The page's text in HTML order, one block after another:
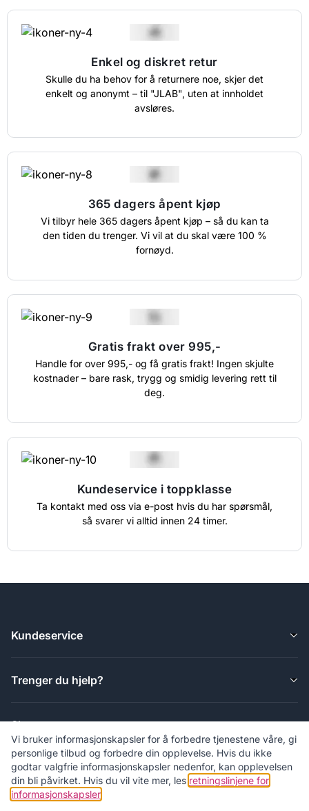
Vi bruker informasjonskapsler for å forbedre tjenestene våre, gi
personlige tilbud og forbedre din opplevelse. Hvis du ikke
godtar valgfrie informasjonskapsler nedenfor, kan opplevelsen
din bli påvirket. Hvis du vil vite mer, les retningslinjene for
informasjonskapsler
Enkel og diskret retur
Skulle du ha behov for å returnere noe, skjer det
enkelt og anonymt – til "JLAB", uten at innholdet
avsløres.
365 dagers åpent kjøp
Vi tilbyr hele 365 dagers åpent kjøp – så du kan ta
den tiden du trenger. Vi vil at du skal være 100 %
fornøyd.
Gratis frakt over 995,-
Handle for over 995,- og få gratis frakt! Ingen skjulte
kostnader – bare rask, trygg og smidig levering rett til
deg.
Kundeservice i toppklasse
Ta kontakt med oss ​​via e-post hvis du har spørsmål,
så svarer vi alltid innen 24 timer.
Kundeservice
Trenger du hjelp?
Shop
Om Joyland